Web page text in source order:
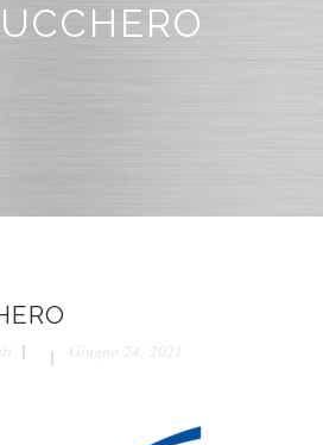
Giugno 24, 2021